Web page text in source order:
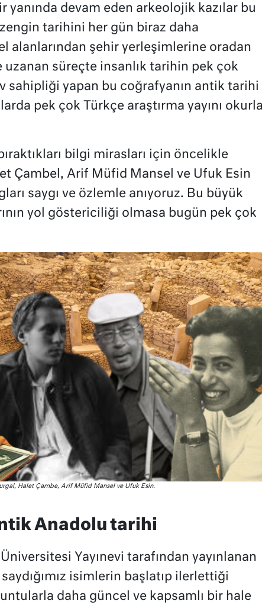
yanında devam eden arkeolojik kazılar bu
tarihini her gün biraz daha
alanlarından şehir yerleşimlerine oradan
süreçte insanlık tarihin pek çok
sahipliği yapan bu coğrafyanın antik tarihi
pek çok Türkçe araştırma yayını okurla
bilgi mirasları için öncelikle
Çambel, Arif Müfid Mansel ve Ufuk Esin
saygı ve özlemle anıyoruz. Bu büyük
yol göstericiliği olmasa bugün pek çok
Halet Çambe, Arif Müfid Mansel ve Ufuk Esin.
Anadolu tarihi
Üniversitesi Yayınevi tarafından yayınlanan
isimlerin başlatıp ilerlettiği
daha güncel ve kapsamlı bir hale